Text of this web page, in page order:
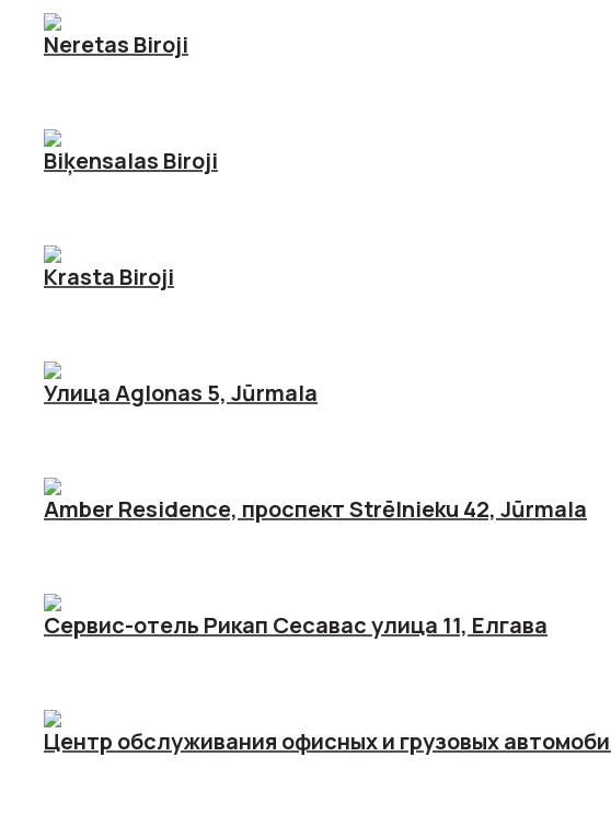
Neretas Biroji
Biķensalas Biroji
Krasta Biroji
Улица Aglonas 5, Jūrmala
Amber Residence, проспект Strēlnieku 42, Jūrmala
Сервис-отель Рикап Сесавас улица 11, Елгава
Центр обслуживания офисных и грузовых